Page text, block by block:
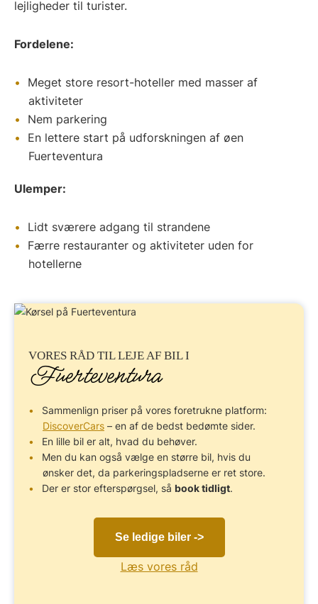
lejligheder til turister.
Fordelene:
Meget store resort-hoteller med masser af
aktiviteter
Nem parkering
En lettere start på udforskningen af øen
Fuerteventura
Ulemper:
Lidt sværere adgang til strandene
Færre restauranter og aktiviteter uden for
hotellerne
VORES RÅD TILLEJE AF BILI
Fuerteventura
Sammenlign priser på vores foretrukne platform:
DiscoverCars – en af de bedst bedømte sider.
En lille bil er alt, hvad du behøver.
Men du kan også vælge en større bil, hvis du
ønsker det, da parkeringspladserne er ret store.
Der er stor efterspørgsel, så book tidligt.
Se ledige biler ->
Læs vores råd